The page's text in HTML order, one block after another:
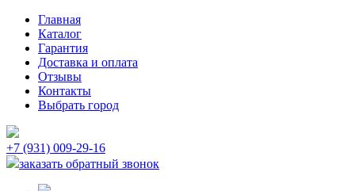
Главная
Каталог
Гарантия
Доставка и оплата
Отзывы
Контакты
Выбрать город
+7 (931) 009-29-16
заказать обратный звонок